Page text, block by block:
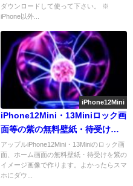
ダウンロードして使って下さい。 ※
iPhone以外...
iPhone12Mini
iPhone12Mini・13Miniロック画
面等の紫の無料壁紙・待受けを
配信中
アップルiPhone12Mini・13Miniのロック画
面、ホーム画面の無料壁紙・待受けを紫の
イメージ画像で作ります。よかったらスマ
ホにダウ...